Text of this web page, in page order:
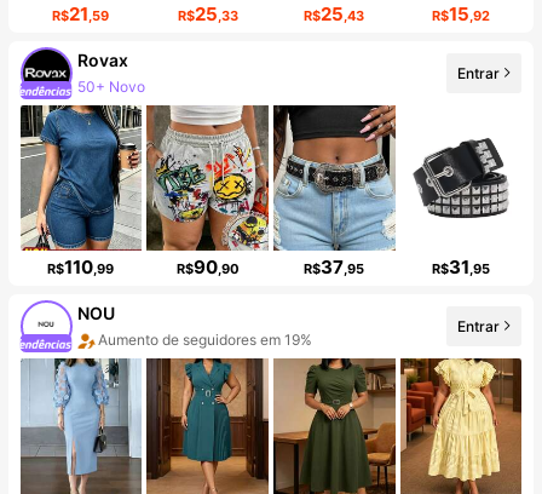
R$21 ,59 R$25 ,33 R$25 ,43 R$15 ,92
Rovax
Aumento de seguidores em 36%
Entrar
R$110 ,99 R$90,90 R$37 ,95 R$31 ,95
NOUAumento de seguidores em 19%
Aumento em 42% nas vendas
Entrar